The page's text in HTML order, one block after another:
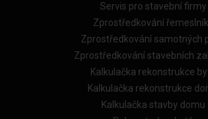
Servis pro stavební firmy
Zprostředkování
Zprostředkování samotných
Zprostředkování stavebních
Kalkulačka rekonstrukce
Kalkulačka rekonstrukce
Kalkulačka stavby domu